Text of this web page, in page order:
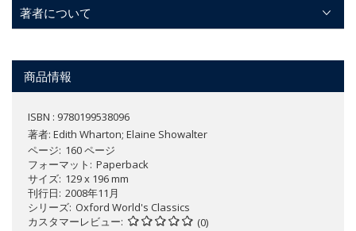
著者について
商品情報
ISBN : 9780199538096
著者: Edith Wharton; Elaine Showalter
ページ 160 ページ
フォーマット
Paperback
サイズ 129 x 196 mm
刊行日 2008年11月
シリーズ Oxford World's Classics
カスタマーレビュー
(0)